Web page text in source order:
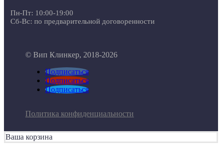
Пн-Пт: 10:00-19:00
Сб-Вс: по предварительной договоренности
© Вип Клинкер, 2018-2026
Подписаться
Подписаться
Подписаться
Политика конфиденциальности
Ваша корзина